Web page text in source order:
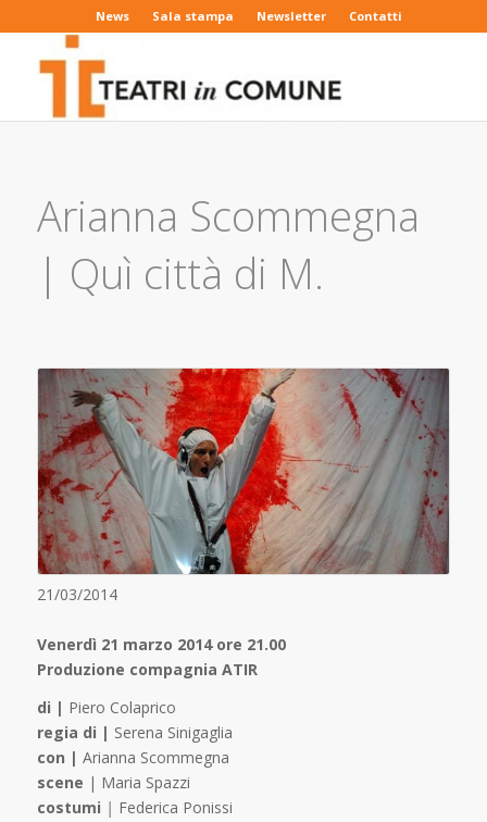
News Sala stampa Newsletter Contatti
Arianna Scommegna
| Quì città di M.
21/03/2014
Venerdì 21 marzo 2014 ore 21.00
Produzione compagnia ATIR
di | Piero Colaprico
regia di | Serena Sinigaglia
con | Arianna Scommegna
scene | Maria Spazzi
costumi | Federica Ponissi